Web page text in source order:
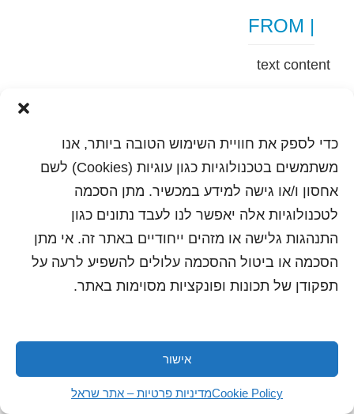
כדי לספק את חוויית השימוש הטובה ביותר, אנו
משתמשים בטכנולוגיות כגון עוגיות (Cookies) לשם
אחסון ו/או גישה למידע במכשיר. מתן הסכמה
לטכנולוגיות אלה יאפשר לנו לעבד נתונים כגון
התנהגות גלישה או מזהים ייחודיים באתר זה. אי מתן
הסכמה או ביטול ההסכמה עלולים להשפיע לרעה על
תפקודן של תכונות ופונקציות מסוימות באתר.
אישור
Cookie Policyמדיניות פרטיות – אתר שראל
| FROM
text content
שלח לחבר
כל הזכויות שמורות לשראל 2018 | עיצוב ותכנות: סטודיו
"היוצרים"